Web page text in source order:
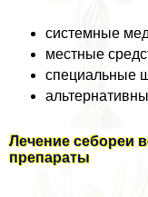
системные
местные
специальные
Лечение себореи
препараты